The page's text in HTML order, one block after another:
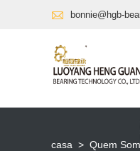
 bonnie@hgb-
casa > Quem